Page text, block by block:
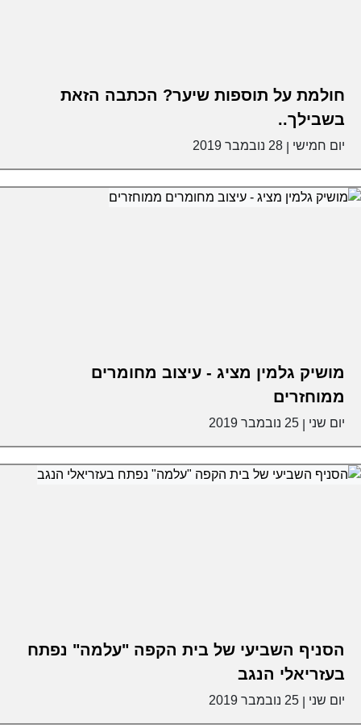
חולמת על תוספות שיער? הכתבה הזאת
בשבילך..
יום חמישי 28 נובמבר 2019
מושיק גלמין מציג - עיצוב מחומרים
ממוחזרים
יום שני 25 נובמבר 2019
הסניף השביעי של בית הקפה "עלמה" נפתח
בעזריאלי הנגב
יום שני 25 נובמבר 2019